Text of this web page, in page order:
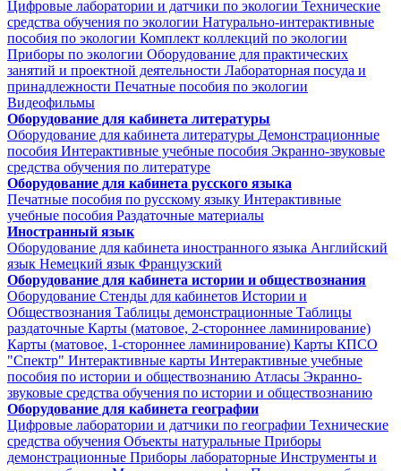
Цифровые лаборатории и датчики по экологии Технические
средства обучения по экологии Натурально-интерактивные
пособия по экологии Комплект коллекций по экологии
Приборы по экологии Оборудование для практических
занятий и проектной деятельности Лабораторная посуда и
принадлежности Печатные пособия по экологии
Видеофильмы
Оборудование для кабинета литературы
Оборудование для кабинета литературы Демонстрационные
пособия Интерактивные учебные пособия Экранно-звуковые
средства обучения по литературе
Оборудование для кабинета русского языка
Печатные пособия по русскому языку Интерактивные
учебные пособия Раздаточные материалы
Иностранный язык
Оборудование для кабинета иностранного языка Английский
язык Немецкий язык Французский
Оборудование для кабинета истории и обществознания
Оборудование Стенды для кабинетов Истории и
Обществознания Таблицы демонстрационные Таблицы
раздаточные Карты (матовое, 2-стороннее ламинирование)
Карты (матовое, 1-стороннее ламинирование) Карты КПСО
"Спектр" Интерактивные карты Интерактивные учебные
пособия по истории и обществознанию Атласы Экранно-
звуковые средства обучения по истории и обществознанию
Оборудование для кабинета географии
Цифровые лаборатории и датчики по географии Технические
средства обучения Объекты натуральные Приборы
демонстрационные Приборы лабораторные Инструменты и